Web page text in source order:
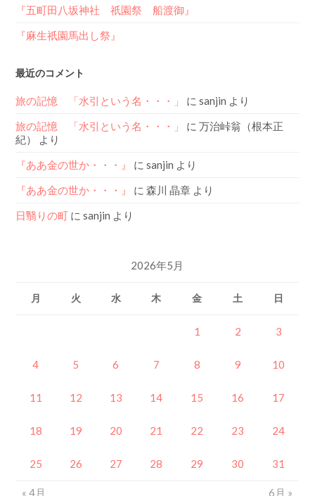
『五町田八坂神社 祇園祭 船渡御』
『麻生祇園馬出し祭』
最近のコメント
旅の記憶 「水引という名・・・」 にsanjin より
旅の記憶 「水引という名・・・」 に万治峠翁（根本正
紀） より
『ああ金の世か・・・』 にsanjin より
『ああ金の世か・・・』 に森川 晶章 より
日翳りの町 にsanjin より
2026年5月
月 火 水 木 金 土 日
« 4月 6月 »
1 2 3
4 5 6 7 8 9 10
11 12 13 14 15 16 17
18 19 20 21 22 23 24
25 26 27 28 29 30 31